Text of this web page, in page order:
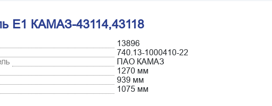
Е1 КАМАЗ-43114,43118
13896
740.13-1000410-22
ПАО КАМАЗ
1270 мм
939 мм
1075 мм